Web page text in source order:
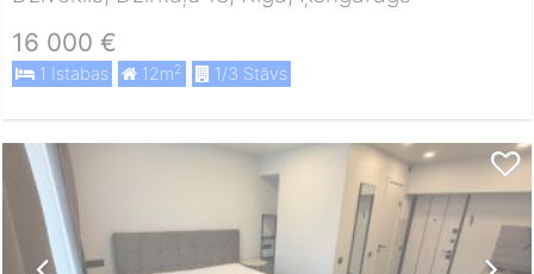
16 000 €
1 Istabas 12m2 1/3 Stāvs